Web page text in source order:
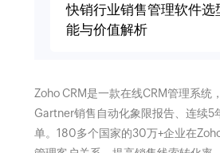
快销行业销售管理软件选
能与价值解析
Zoho CRM是一款在线CRM管理系统
Gartner销售自动化象限报告、连续5
单。180多个国家的30万+企业在